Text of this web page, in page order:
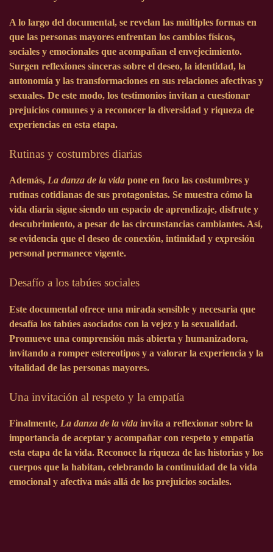
A lo largo del documental, se revelan las múltiples formas en
que las personas mayores enfrentan los cambios físicos,
sociales y emocionales que acompañan el envejecimiento.
Surgen reflexiones sinceras sobre el deseo, la identidad, la
autonomía y las transformaciones en sus relaciones afectivas y
sexuales. De este modo, los testimonios invitan a cuestionar
prejuicios comunes y a reconocer la diversidad y riqueza de
experiencias en esta etapa.
Rutinas y costumbres diarias
Además, La danza de la vida pone en foco las costumbres y
rutinas cotidianas de sus protagonistas. Se muestra cómo la
vida diaria sigue siendo un espacio de aprendizaje, disfrute y
descubrimiento, a pesar de las circunstancias cambiantes. Así,
se evidencia que el deseo de conexión, intimidad y expresión
personal permanece vigente.
Desafío a los tabúes sociales
Este documental ofrece una mirada sensible y necesaria que
desafía los tabúes asociados con la vejez y la sexualidad.
Promueve una comprensión más abierta y humanizadora,
invitando a romper estereotipos y a valorar la experiencia y la
vitalidad de las personas mayores.
Una invitación al respeto y la empatía
Finalmente, La danza de la vida invita a reflexionar sobre la
importancia de aceptar y acompañar con respeto y empatía
esta etapa de la vida. Reconoce la riqueza de las historias y los
cuerpos que la habitan, celebrando la continuidad de la vida
emocional y afectiva más allá de los prejuicios sociales.